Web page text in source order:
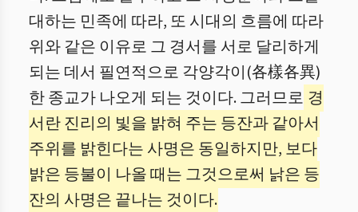
대하는 민족에 따라, 또 시대의 흐름에 따라
위와 같은 이유로 그 경서를 서로 달리하게
되는 데서 필연적으로 각양각이(各樣各異)
한 종교가 나오게 되는 것이다. 그러므로 경
서란 진리의 빛을 밝혀 주는 등잔과 같아서
주위를 밝힌다는 사명은 동일하지만, 보다
밝은 등불이 나올 때는 그것으로써 낡은 등
잔의 사명은 끝나는 것이다.